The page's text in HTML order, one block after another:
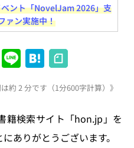
ント「NovelJam 2026」支
ァン実施中！
X Li
n
e
H
at
e
n
a
約 2 分です（1分600字計算）》
籍検索サイト「hon.jp」を
ありがとうございます。